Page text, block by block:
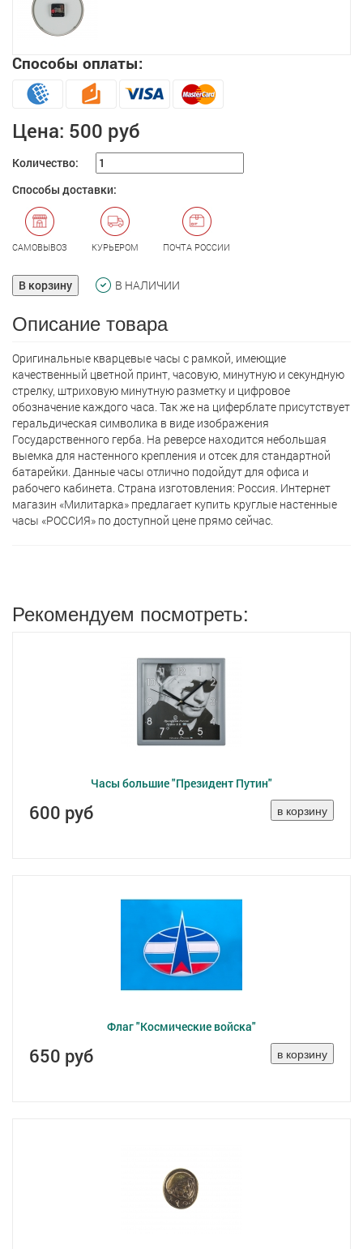
Способы оплаты:
Цена: 500 руб
Количество:
Способы доставки:
САМОВЫВОЗ КУРЬЕРОМ ПОЧТА РОССИИ
В корзину В НАЛИЧИИ
Описание товара
Оригинальные кварцевые часы с рамкой, имеющие
качественный цветной принт, часовую, минутную и секундную
стрелку, штриховую минутную разметку и цифровое
обозначение каждого часа. Так же на циферблате присутствует
геральдическая символика в виде изображения
Государственного герба. На реверсе находится небольшая
выемка для настенного крепления и отсек для стандартной
батарейки. Данные часы отлично подойдут для офиса и
рабочего кабинета. Страна изготовления: Россия. Интернет
магазин «Милитарка» предлагает кyпить круглые настенные
часы «РОССИЯ» по доступной цене прямо сейчас.
Рекомендуем посмотреть:
Часы большие "Президент Путин"
600 руб
Флаг "Космические войска"
650 руб